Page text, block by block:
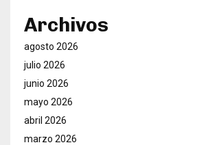
Archivos
agosto 2026
julio 2026
junio 2026
mayo 2026
abril 2026
marzo 2026